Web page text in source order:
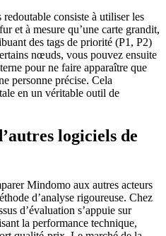
consiste à utiliser les
et à mesure qu’une carte grandit,
des tags de priorité (P1, P2)
nœuds, vous pouvez ensuite
pour ne faire apparaître que
personne précise. Cela
en un véritable outil de
logiciels de
Mindomo aux autres acteurs
d’analyse rigoureuse. Chez
d’évaluation s’appuie sur
la performance technique,